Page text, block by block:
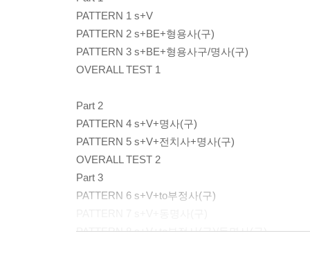
PATTERN 1 s+V
PATTERN 2 s+BE+형용사(구)
PATTERN 3 s+BE+형용사구/명사(구)
OVERALL TEST 1
Part 2
PATTERN 4 s+V+명사(구)
PATTERN 5 s+V+전치사+명사(구)
OVERALL TEST 2
Part 3
PATTERN 6 s+V+to부정사(구)
PATTERN 8 s+V+to부정사(구)/동명사(구)